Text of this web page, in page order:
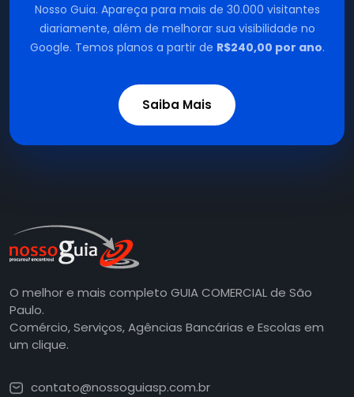
Nosso Guia. Apareça para mais de 30.000 visitantes
diariamente, além de melhorar sua visibilidade no
Google. Temos planos a partir de R$240,00 por ano.
Saiba Mais
O melhor e mais completo GUIA COMERCIAL de São
Paulo.
Comércio, Serviços, Agências Bancárias e Escolas em
um clique.
contato@nossoguiasp.com.br